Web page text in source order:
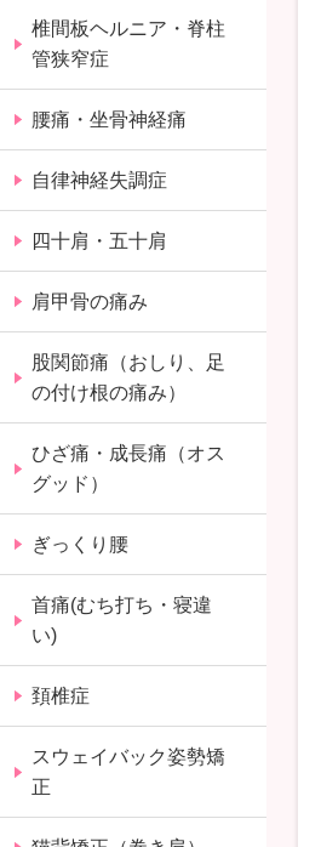
椎間板ヘルニア・脊柱
管狭窄症
腰痛・坐骨神経痛
自律神経失調症
四十肩・五十肩
肩甲骨の痛み
股関節痛（おしり、足
の付け根の痛み）
ひざ痛・成長痛（オス
グッド）
ぎっくり腰
首痛(むち打ち・寝違
い)
頚椎症
スウェイバック姿勢矯
正